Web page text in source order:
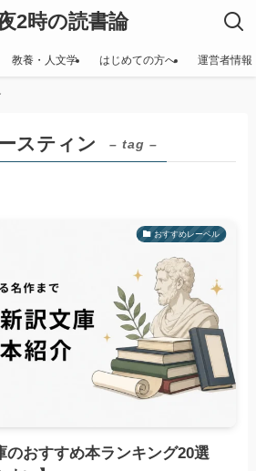
2時の読書論
教養・人文学 はじめての方へ 運営者情報
スティン – tag –
おすすめレーベル
のおすすめ本ランキング20選